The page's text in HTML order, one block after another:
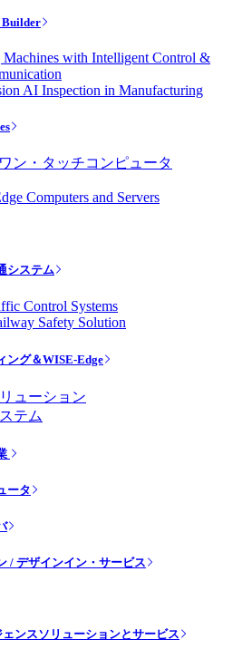
Builder
with Intelligent Control &
AI Inspection in Manufacturing
ン・タッチコンピュータ
Computers and Servers
システム
Control Systems
Safety Solution
ング＆WISE-Edge
ューション
テム
ータ
/ デザインイン・サービス
ンスソリューションとサービス